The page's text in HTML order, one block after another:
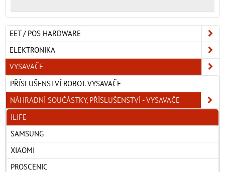
EET / POS HARDWARE
ELEKTRONIKA
VYSAVAČE
PŘÍSLUŠENSTVÍ ROBOT. VYSAVAČE
NÁHRADNÍ SOUČÁSTKY, PŘÍSLUŠENSTVÍ - VYSAVAČE
ILIFE
SAMSUNG
XIAOMI
PROSCENIC